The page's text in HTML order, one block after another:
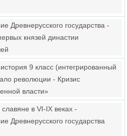
Древнерусского государства -
князей династии
9 класс (интегрированный
революции - Кризис
власти»
в VI-IX веках -
Древнерусского государства